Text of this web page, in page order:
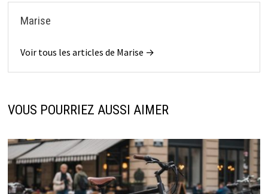
Marise
Voir tous les articles de Marise →
VOUS POURRIEZ AUSSI AIMER